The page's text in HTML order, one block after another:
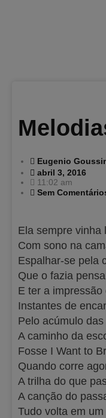
Eugenio
abril 3, 2016
11:02 am
Sem
Ela sempre vinha
Com sono na
Espalhar-se pela
Que o fazia
E ter a
Instantes de
Pelo acúmulo
A caminho da
Fosse I Want to
Quando corre
A trilha do que
A canção do
Tudo volta em